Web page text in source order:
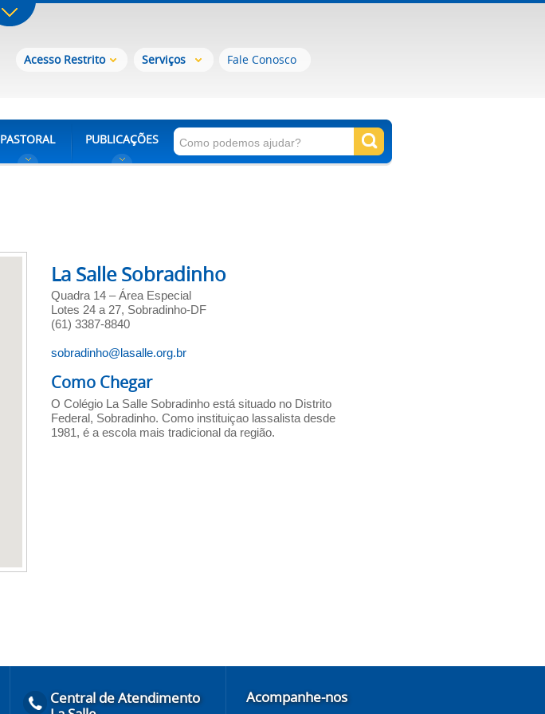
Acesso Restrito Serviços Fale Conosco
PASTORAL PUBLICAÇÕES
La Salle Sobradinho
Quadra 14 – Área Especial
Lotes 24 a 27, Sobradinho-DF
(61) 3387-8840
sobradinho@lasalle.org.br
Como Chegar
O Colégio La Salle Sobradinho está situado no Distrito
Federal, Sobradinho. Como instituiçao lassalista desde
1981, é a escola mais tradicional da região.
Central de Atendimento
Acompanhe-nos